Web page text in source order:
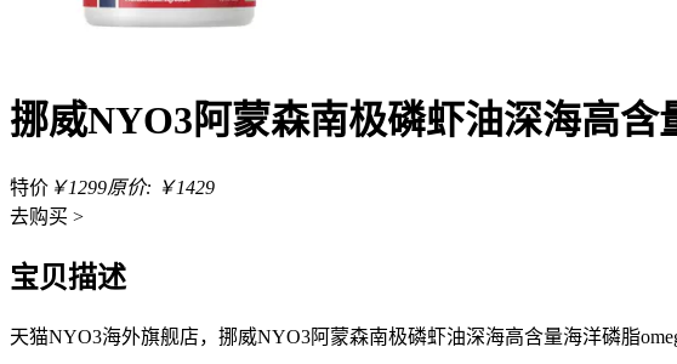
挪威NYO3阿蒙森南极磷虾油深海高含
特价 ￥1299原价: ￥1429
去购买 >
宝贝描述
天猫NYO3海外旗舰店，挪威NYO3阿蒙森南极磷虾油深海高含量海洋磷脂